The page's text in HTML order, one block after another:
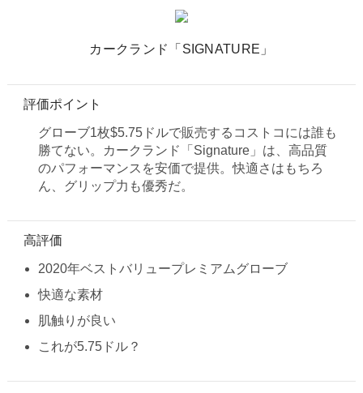
カークランド「SIGNATURE」
評価ポイント
グローブ1枚$5.75ドルで販売するコストコには誰も
勝てない。カークランド「Signature」は、高品質
のパフォーマンスを安価で提供。快適さはもちろ
ん、グリップ力も優秀だ。
高評価
2020年ベストバリュープレミアムグローブ
快適な素材
肌触りが良い
これが5.75ドル？